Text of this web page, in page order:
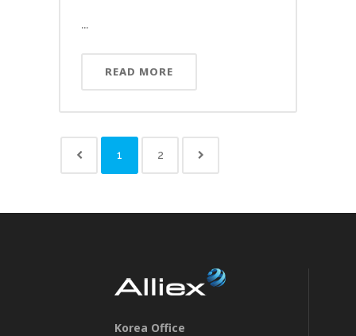
...
READ MORE
1 2
Korea Office